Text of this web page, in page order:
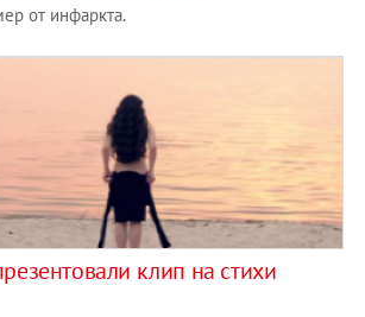
от инфаркта.
клип на стихи